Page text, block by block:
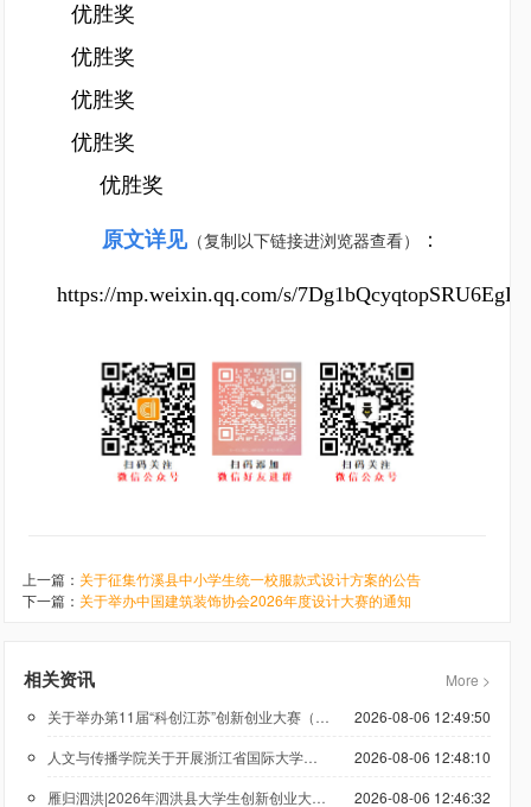
优胜奖
优胜奖
优胜奖
优胜奖
优胜奖
原文详见 （复制以下链接进浏览器查看） ：
https://mp.weixin.qq.com/s/
上一篇： 关于征集竹溪县中小学生统一校服款式设计方案的公告
下一篇： 关于举办中国建筑装饰协会2026年度设计大赛的通知
相关资讯
More >
关于举办第11届“科创江苏”创新创业大赛（低空经济领域）的通知
2026-08-06 12:49:50
人文与传播学院关于开展浙江省国际大学生创新大赛（2026）参赛报名工作的通知
2026-08-06 12:48:10
雁归泗洪|2026年泗洪县大学生创新创业大赛正在报名
2026-08-06 12:46:32